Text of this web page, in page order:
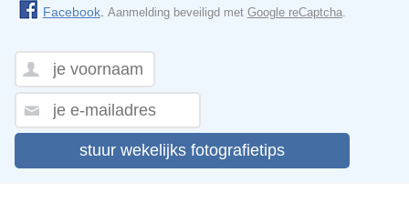
Facebook. Aanmelding beveiligd met Google reCaptcha.
stuur wekelijks fotografietips